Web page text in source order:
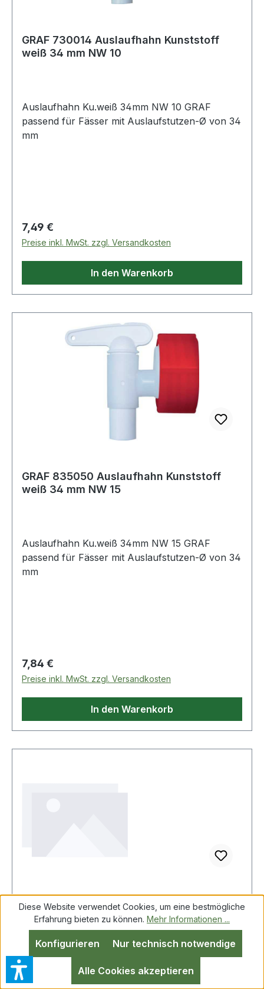
GRAF 730014 Auslaufhahn Kunststoff
weiß 34 mm NW 10
Auslaufhahn Ku.weiß 34mm NW 10 GRAF
passend für Fässer mit Auslaufstutzen-Ø von 34
mm
Regulärer Preis:
7,49 €
Preise inkl. MwSt. zzgl. Versandkosten
In den Warenkorb
GRAF 835050 Auslaufhahn Kunststoff
weiß 34 mm NW 15
Auslaufhahn Ku.weiß 34mm NW 15 GRAF
passend für Fässer mit Auslaufstutzen-Ø von 34
mm
Regulärer Preis:
7,84 €
Preise inkl. MwSt. zzgl. Versandkosten
In den Warenkorb
HAN Abfalleinsatz 1835-11 1l Kunststoff
lichtgrau
HAN Abfalleinsatz 1835-11 1l Kunststoff lichtgrau
Diese Website verwendet Cookies, um eine bestmögliche
Erfahrung bieten zu können. Mehr Informationen ...
Nur technisch notwendige
Konfigurieren
Alle Cookies akzeptieren